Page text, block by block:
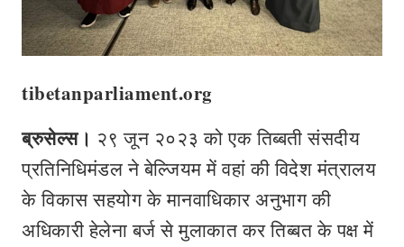
tibetanparliament.org
ब्रुसेल्स। २९ जून २०२३ को एक तिब्‍बती संसदीय
प्रतिनिधिमंडल ने बेल्जियम में वहां की विदेश मंत्रालय
के विकास सहयोग के मानवाधिकार अनुभाग की
अधिकारी हेलेना बर्ज से मुलाकात कर तिब्बत के पक्ष में